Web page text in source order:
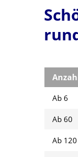
Ab 6
Ab 60
Ab 120